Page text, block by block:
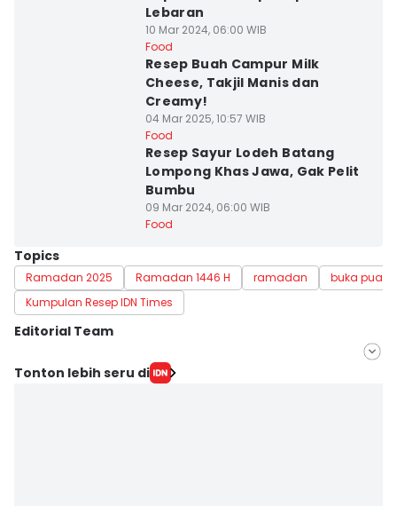
Lebaran
10 Mar 2024, 06:00 WIB
Food
Resep Buah Campur Milk
Cheese, Takjil Manis dan
Creamy!
04 Mar 2025, 10:57 WIB
Food
Resep Sayur Lodeh Batang
Lompong Khas Jawa, Gak Pelit
Bumbu
09 Mar 2024, 06:00 WIB
Food
Topics
Ramadan 2025 Ramadan 1446 H ramadan
buka puasa
Kumpulan Resep IDN Times
Editorial Team
Editor
Tonton lebih seru di